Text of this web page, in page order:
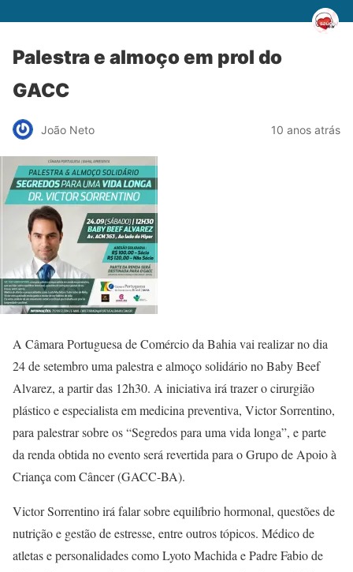
Palestra e almoço em prol do
GACC
João Neto 10 anos atrás
A Câmara Portuguesa de Comércio da Bahia vai realizar no dia
24 de setembro uma palestra e almoço solidário no Baby Beef
Alvarez, a partir das 12h30. A iniciativa irá trazer o cirurgião
plástico e especialista em medicina preventiva, Victor Sorrentino,
para palestrar sobre os “Segredos para uma vida longa”, e parte
da renda obtida no evento será revertida para o Grupo de Apoio à
Criança com Câncer (GACC-BA).
Victor Sorrentino irá falar sobre equilíbrio hormonal, questões de
nutrição e gestão de estresse, entre outros tópicos. Médico de
atletas e personalidades como Lyoto Machida e Padre Fabio de